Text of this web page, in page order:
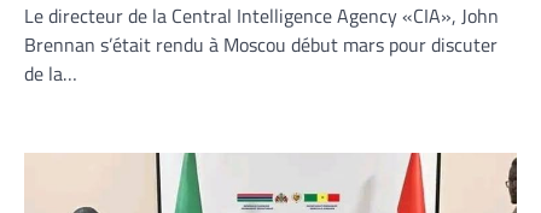
Le directeur de la Central Intelligence Agency «CIA», John
Brennan s’était rendu à Moscou début mars pour discuter
de la…